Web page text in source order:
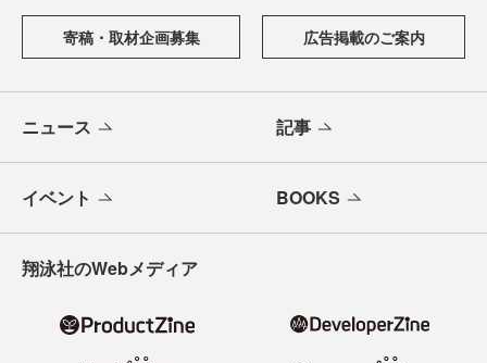
寄稿・取材企画募集 広告掲載のご案内
ニュース 記事
イベント BOOKS
翔泳社のWebメディア